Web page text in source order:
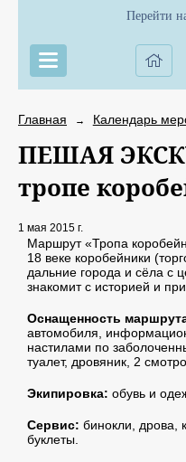
Перейти
Главная → Календарь
ПЕШАЯ
тропе
1 мая 2015 г.
Маршрут «Тропа
18 веке коробейники
дальние города и сёла с
знакомит с историей и
Оснащенность
автомобиля,
настилами по
туалет, дровяник, 2
Экипировка: обувь и
Сервис: бинокли, дрова,
буклеты.